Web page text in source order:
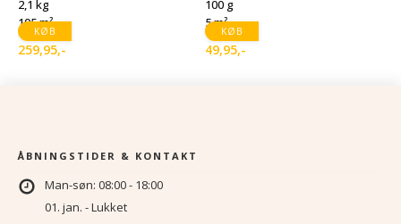
KØB
2,1 kg
105 m²
259,95,-
KØB
100 g
5 m²
49,95,-
ÅBNINGSTIDER & KONTAKT
Man-søn: 08:00 - 18:00
01. jan. - Lukket